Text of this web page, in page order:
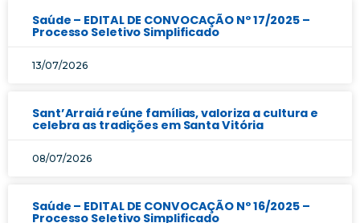
Saúde – EDITAL DE CONVOCAÇÃO Nº 17/2025 –
Processo Seletivo Simplificado
13/07/2026
Sant’Arraiá reúne famílias, valoriza a cultura e
celebra as tradições em Santa Vitória
08/07/2026
Saúde – EDITAL DE CONVOCAÇÃO Nº 16/2025 –
Processo Seletivo Simplificado